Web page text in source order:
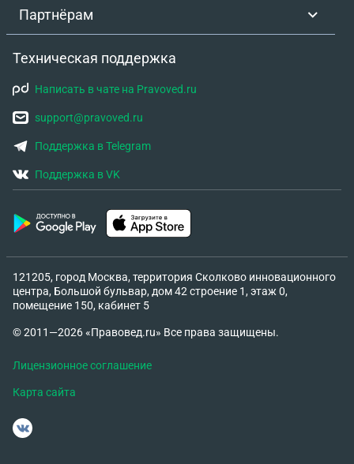
Партнёрам
Техническая поддержка
Написать в чате на Pravoved.ru
support@pravoved.ru
Поддержка в Telegram
Поддержка в VK
121205, город Москва, территория Сколково инновационного
центра, Большой бульвар, дом 42 строение 1, этаж 0,
помещение 150, кабинет 5
© 2011—2026 «Правовед.ru» Все права защищены.
Лицензионное соглашение
Карта сайта